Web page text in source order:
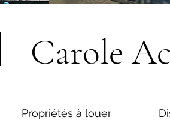
Carole
Propriétés à louer